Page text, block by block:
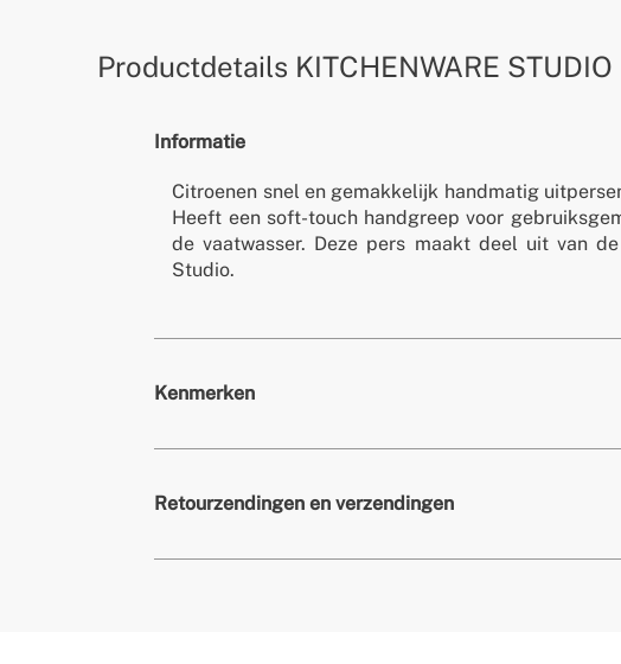
Productdetails KITCHENWARE STUDIO
Informatie
Citroenen snel en gemakkelijk handmatig
Heeft een soft-touch handgreep voor
de vaatwasser. Deze pers maakt deel uit van
Studio.
Kenmerken
» Gewicht 70,5 g
Retourzendingen en verzendingen